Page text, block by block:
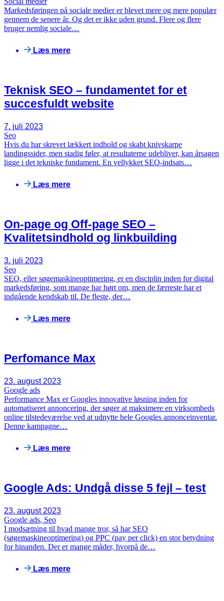
Markedsføringen på sociale medier er blevet mere og mere populær
gennem de senere år. Og det er ikke uden grund. Flere og flere
bruger nemlig sociale…
Læs mere
Teknisk SEO – fundamentet for et
succesfuldt website
7. juli 2023
Seo
Hvis du har skrevet lækkert indhold og skabt knivskarpe
landingssider, men stadig føler, at resultaterne udebliver, kan årsagen
ligge i det tekniske fundament. En vellykket SEO-indsats…
Læs mere
On-page og Off-page SEO –
Kvalitetsindhold og linkbuilding
3. juli 2023
Seo
SEO, eller søgemaskineoptimering, er en disciplin inden for digital
markedsføring, som mange har hørt om, men de færreste har et
indgående kendskab til. De fleste, der…
Læs mere
Perfomance Max
23. august 2023
Google ads
Performance Max er Googles innovative løsning inden for
automatiseret annoncering, der søger at maksimere en virksomheds
online tilstedeværelse ved at udnytte hele Googles annonceinventar.
Denne kampagne…
Læs mere
Google Ads: Undgå disse 5 fejl – test
23. august 2023
Google ads, Seo
I modsætning til hvad mange tror, så har SEO
(søgemaskineoptimering) og PPC (pay per click) en stor betydning
for hinanden. Der er mange måder, hvorpå de…
Læs mere